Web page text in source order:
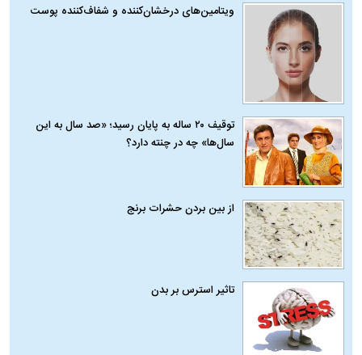
ویتامین‌های درخشان‌کننده و شفاف‌کننده پوست
توقیف ۲۰ ساله به پایان رسید؛ «صد سال به این
سال‌ها» چه در چنته دارد؟
از بین بردن حشرات برنج
تاثیر استرس بر بدن